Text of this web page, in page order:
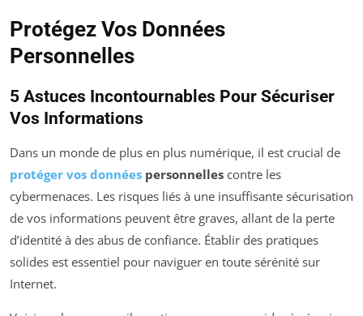
Protégez Vos Données
Personnelles
5 Astuces Incontournables Pour Sécuriser
Vos Informations
Dans un monde de plus en plus numérique, il est crucial de
protéger vos données personnelles contre les
cybermenaces. Les risques liés à une insuffisante sécurisation
de vos informations peuvent être graves, allant de la perte
d’identité à des abus de confiance. Établir des pratiques
solides est essentiel pour naviguer en toute sérénité sur
Internet.